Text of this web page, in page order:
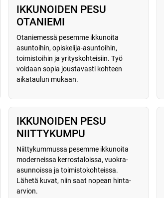
IKKUNOIDEN PESU
OTANIEMI
Otaniemessä pesemme ikkunoita
asuntoihin, opiskelija-asuntoihin,
toimistoihin ja yrityskohteisiin. Työ
voidaan sopia joustavasti kohteen
aikataulun mukaan.
IKKUNOIDEN PESU
NIITTYKUMPU
Niittykummussa pesemme ikkunoita
moderneissa kerrostaloissa, vuokra-
asunnoissa ja toimistokohteissa.
Lähetä kuvat, niin saat nopean hinta-
arvion.